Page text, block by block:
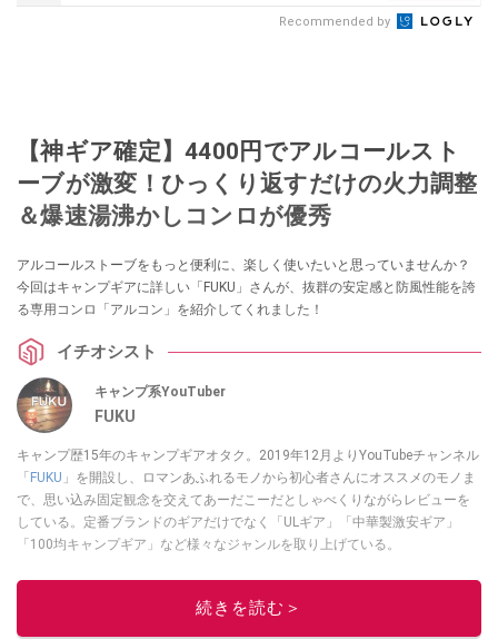
Recommended by
【神ギア確定】4400円でアルコールスト
ーブが激変！ひっくり返すだけの火力調整
＆爆速湯沸かしコンロが優秀
アルコールストーブをもっと便利に、楽しく使いたいと思っていませんか？
今回はキャンプギアに詳しい「FUKU」さんが、抜群の安定感と防風性能を誇
る専用コンロ「アルコン」を紹介してくれました！
イチオシスト
キャンプ系YouTuber
FUKU
キャンプ歴15年のキャンプギアオタク。2019年12月よりYouTubeチャンネル
「 FUKU 」を開設し、ロマンあふれるモノから初心者さんにオススメのモノま
で、思い込み固定観念を交えてあーだこーだとしゃべくりながらレビューを
している。定番ブランドのギアだけでなく「ULギア」「中華製激安ギア」
「100均キャンプギア」など様々なジャンルを取り上げている。
このイチオシストの他の記事を読む
続きを読む＞